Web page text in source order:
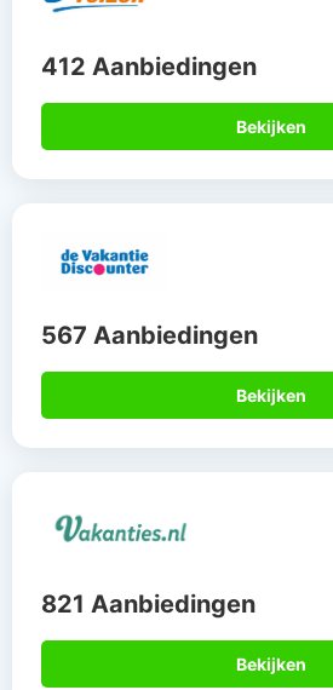
412 Aanbiedingen
Bekijken
567 Aanbiedingen
Bekijken
821 Aanbiedingen
Bekijken